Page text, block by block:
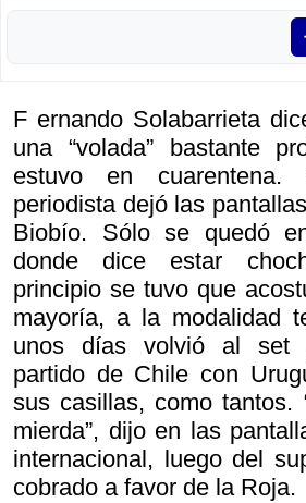
F ernando Solabarrieta
una “volada” bastante
estuvo en
periodista dejó las
Biobío. Sólo se quedó
donde dice estar
principio se tuvo que
mayoría, a la modalidad
unos días volvió al set
partido de Chile con
sus casillas, como tantos.
mierda”, dijo en las
internacional, luego del
cobrado a favor de la Roja.